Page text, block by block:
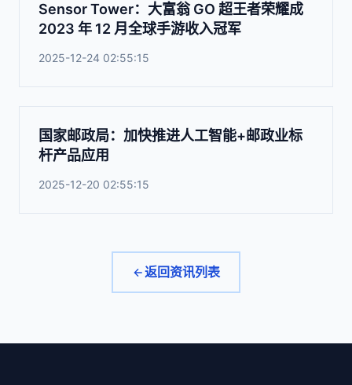
Sensor Tower：大富翁 GO 超王者荣耀成
2023 年 12 月全球手游收入冠军
2025-12-24 02:55:15
国家邮政局：加快推进人工智能+邮政业标
杆产品应用
2025-12-20 02:55:15
返回资讯列表